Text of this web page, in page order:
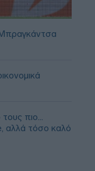
πιο...
αλλά τόσο καλό